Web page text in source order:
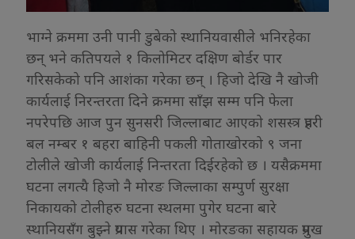
भाग्ने क्रममा उनी पानी डुबेको स्थानियवासीले भनिरहेका
छन् भने कतिपयले १ किलोमिटर दक्षिण बोर्डर पार
गरिसकेको पनि आशंका गरेका छन् । हिजो देखि नै खोजी
कार्यलाई निरन्तरता दिने क्रममा साँझ सम्म पनि फेला
नपरेपछि आज पुन सुनसरी जिल्लाबाट आएको शसस्त्र प्रहरी
बल नम्बर १ बहरा बाहिनी पकली गोताखोरको ९ जना
टोलीले खोजी कार्यलाई निन्तरता दिईरहेको छ । यसैक्रममा
घटना लगत्यै हिजो नै मोरङ जिल्लाका सम्पुर्ण सुरक्षा
निकायको टोलीहरु घटना स्थलमा पुगेर घटना बारे
स्थानियसँग बुझ्ने प्रयास गरेका थिए । मोरङका सहायक प्रमुख